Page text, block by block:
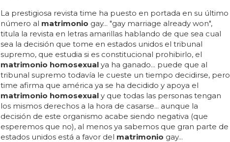
La prestigiosa revista time ha puesto en portada en su último
número al matrimonio gay... "gay marriage already won",
titula la revista en letras amarillas hablando de que sea cual
sea la decisión que tome en estados unidos el tribunal
supremo, que estudia si es constitucional prohibirlo, el
matrimonio homosexualya ha ganado... puede que al
tribunal supremo todavía le cueste un tiempo decidirse, pero
time afirma que américa ya se ha decidido y apoya el
matrimonio homosexualy que todas las personas tengan
los mismos derechos a la hora de casarse... aunque la
decisión de este organismo acabe siendo negativa (que
esperemos que no), al menos ya sabemos que gran parte de
estados unidos está a favor del matrimonio gay...